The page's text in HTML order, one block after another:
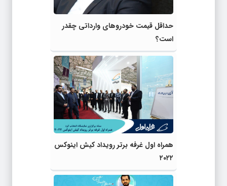
حداقل قیمت خودروهای وارداتی چقدر
است؟
همراه اول غرفه برتر رویداد کیش اینوکس
۲۰۲۲